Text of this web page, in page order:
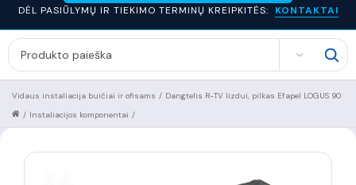
DĖL PASIŪLYMŲ IR TIEKIMO TERMINŲ KREIPKITĖS: KONTAKTAI
SEARCH
Dangtelis R-TV lizdui, pilkas Efapel LOGUS 90
/
Vidaus instaliacija buičiai ir ofisams
/
Instaliacijos komponentai
/